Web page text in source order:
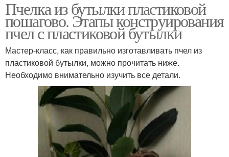
Пчелка из бутылки пластиковой
пошагово. Этапы конструирования
пчел с пластиковой бутылки
Мастер-класс, как правильно изготавливать пчел из
пластиковой бутылки, можно прочитать ниже.
Необходимо внимательно изучить все детали.